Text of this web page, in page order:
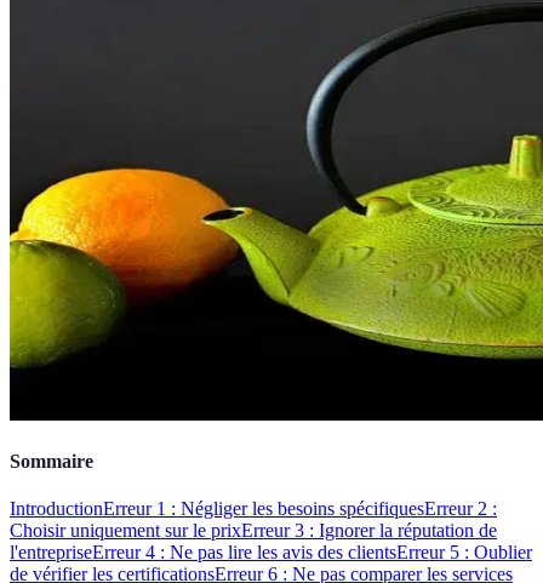
Sommaire
IntroductionErreur 1 : Négliger les besoins spécifiquesErreur 2 :
Choisir uniquement sur le prixErreur 3 : Ignorer la réputation de
l'entrepriseErreur 4 : Ne pas lire les avis des clientsErreur 5 : Oublier
de vérifier les certificationsErreur 6 : Ne pas comparer les services